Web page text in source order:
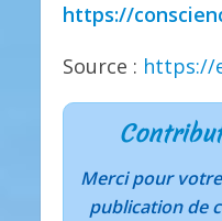
https://
Source : https://
Merci pour
publication de